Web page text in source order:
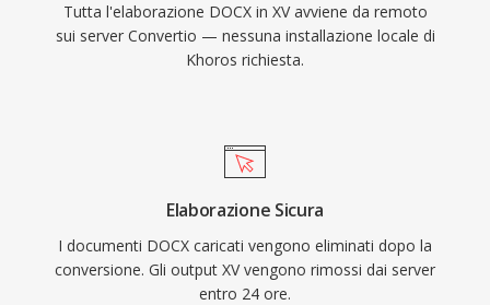
Tutta l'elaborazione DOCX in XV avviene da remoto
sui server Convertio — nessuna installazione locale di
Khoros richiesta.
Elaborazione Sicura
I documenti DOCX caricati vengono eliminati dopo la
conversione. Gli output XV vengono rimossi dai server
entro 24 ore.